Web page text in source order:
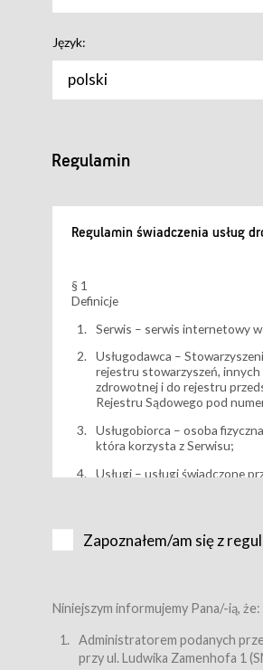
Język:
polski
Regulamin
Regulamin świadczenia usług
§ 1
Definicje
Serwis – serwis internetowy
Usługodawca –
rejestru stowarzyszeń, innych
zdrowotnej i do rejestru
Rejestru Sądowego pod
Usługobiorca – osoba
która korzysta z Serwisu;
Usługi – usługi świadczone
Karnety – wybrane
Bilety – wybrane dokumenty
przewidziane przez
filmowych, wydarzeniach
Sklep – sklep internetowy
Zapoznałem/am się z
Niniejszym informujemy Pana/-ią, że:
Administratorem podanych
przy ul. Ludwika Zamenhofa 1